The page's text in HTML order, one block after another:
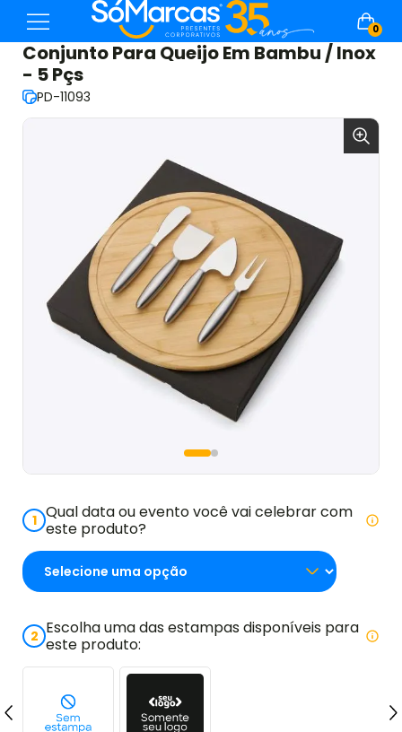
0
Conjunto Para Queijo Em Bambu / Inox
- 5 Pçs
PD-11093
1 Qual data ou evento você vai celebrar com
este produto?
2 Escolha uma das estampas disponíveis para
este produto: